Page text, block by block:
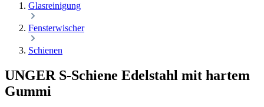
Glasreinigung
Fensterwischer
Schienen
UNGER S-Schiene Edelstahl mit hartem
Gummi